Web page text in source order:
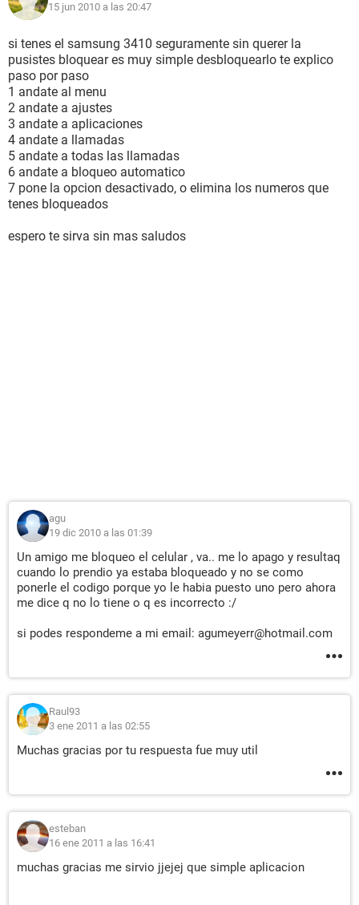
15 jun 2010 a las 20:47
si tenes el samsung 3410 seguramente sin querer la
pusistes bloquear es muy simple desbloquearlo te explico
paso por paso
1 andate al menu
2 andate a ajustes
3 andate a aplicaciones
4 andate a llamadas
5 andate a todas las llamadas
6 andate a bloqueo automatico
7 pone la opcion desactivado, o elimina los numeros que
tenes bloqueados
espero te sirva sin mas saludos
agu
19 dic 2010 a las 01:39
Un amigo me bloqueo el celular , va.. me lo apago y resultaq
cuando lo prendio ya estaba bloqueado y no se como
ponerle el codigo porque yo le habia puesto uno pero ahora
me dice q no lo tiene o q es incorrecto :/
si podes respondeme a mi email: agumeyerr@hotmail.com
Raul93
3 ene 2011 a las 02:55
Muchas gracias por tu respuesta fue muy util
esteban
16 ene 2011 a las 16:41
muchas gracias me sirvio jjejej que simple aplicacion